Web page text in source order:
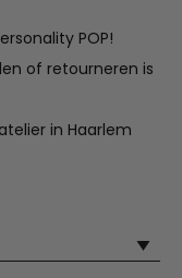
POP!
of retourneren is
in Haarlem